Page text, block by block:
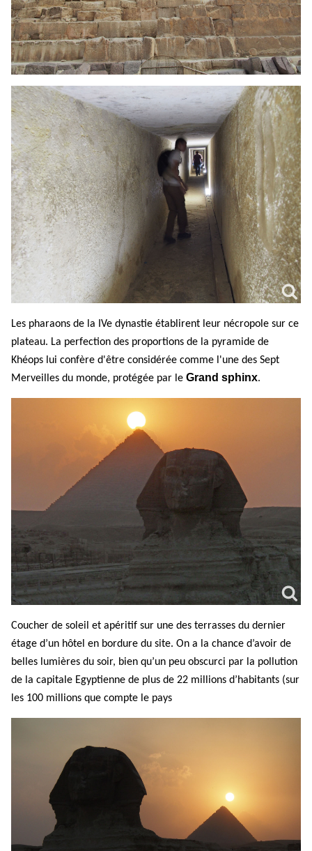
Les pharaons de la IVe dynastie établirent leur nécropole sur ce
plateau. La perfection des proportions de la pyramide de
Khéops lui confère d'être considérée comme l'une des Sept
Merveilles du monde, protégée par le Grand sphinx.
Coucher de soleil et apéritif sur une des terrasses du dernier
étage d’un hôtel en bordure du site. On a la chance d’avoir de
belles lumières du soir, bien qu’un peu obscurci par la pollution
de la capitale Egyptienne de plus de 22 millions d’habitants (sur
les 100 millions que compte le pays